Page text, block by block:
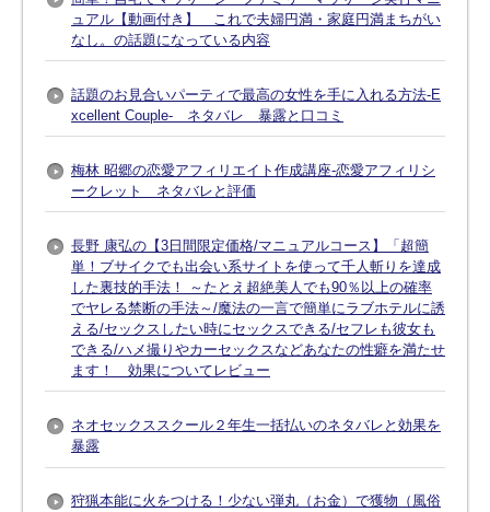
ュアル【動画付き】 これで夫婦円満・家庭円満まちがい
なし。の話題になっている内容
話題のお見合いパーティで最高の女性を手に入れる方法-E
xcellent Couple- ネタバレ 暴露と口コミ
梅林 昭郷の恋愛アフィリエイト作成講座-恋愛アフィリシ
ークレット ネタバレと評価
長野 康弘の【3日間限定価格/マニュアルコース】「超簡
単！ブサイクでも出会い系サイトを使って千人斬りを達成
した裏技的手法！ ～たとえ超絶美人でも90％以上の確率
でヤレる禁断の手法～/魔法の一言で簡単にラブホテルに誘
える/セックスしたい時にセックスできる/セフレも彼女も
できる/ハメ撮りやカーセックスなどあなたの性癖を満たせ
ます！ 効果についてレビュー
ネオセックススクール２年生一括払いのネタバレと効果を
暴露
狩猟本能に火をつける！少ない弾丸（お金）で獲物（風俗